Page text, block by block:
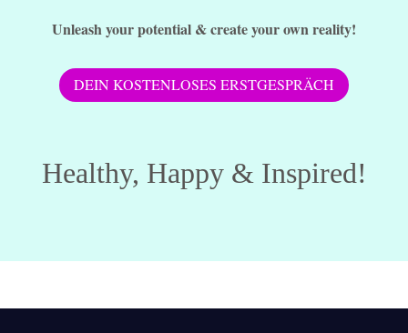
Unleash your potential & create your own reality!
DEIN KOSTENLOSES ERSTGESPRÄCH
Healthy, Happy & Inspired!